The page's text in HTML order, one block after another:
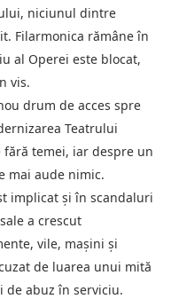
niciunul dintre
Filarmonica rămâne în
al Operei este blocat,
vis.
drum de acces spre
Teatrului
fără temei, iar despre un
mai aude nimic.
implicat și în scandaluri
a crescut
vile, mașini și
de luarea unui mită
de abuz în serviciu.